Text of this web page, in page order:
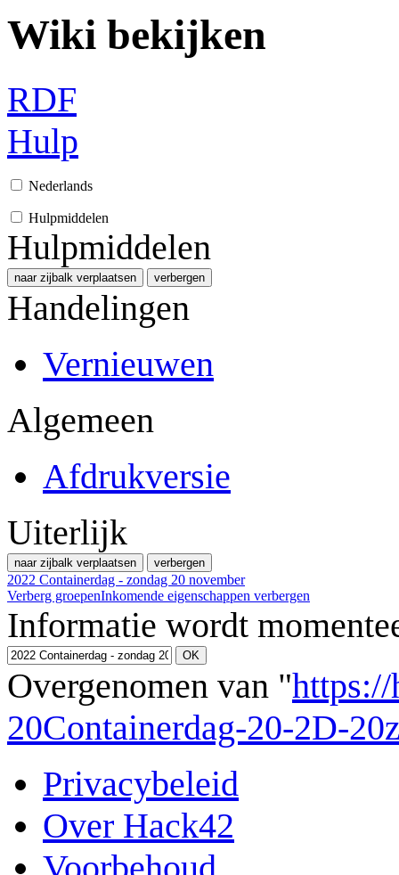
Wiki bekijken
RDF
Hulp
Nederlands
Hulpmiddelen
Hulpmiddelen
naar zijbalk verplaatsen verbergen
Handelingen
Vernieuwen
Algemeen
Afdrukversie
Uiterlijk
naar zijbalk verplaatsen verbergen
2022 Containerdag - zondag 20 november
Verberg groepenInkomende eigenschappen verbergen
Informatie wordt
Overgenomen van "
20Containerdag-20-2D-
Privacybeleid
Over Hack42